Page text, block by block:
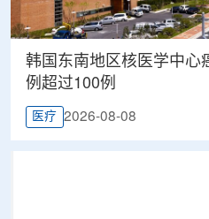
韩国东南地区核医学中心
例超过100例
医疗 2026-08-08